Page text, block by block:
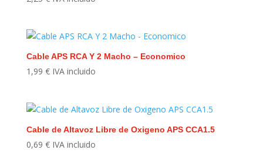
Cable APS RCA Y 2 Macho – Economico
1,99 € IVA incluido
Cable de Altavoz Libre de Oxigeno APS CCA1.5
0,69 € IVA incluido